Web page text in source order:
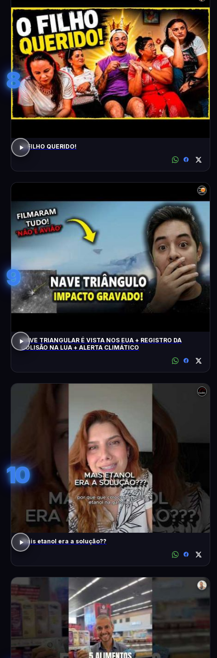
8
O FILHO QUERIDO!
9
NAVE TRIANGULAR É VISTA NOS EUA + REGISTRO DA
COLISÃO NA LUA + ALERTA CLIMÁTICO
10
Mais etanol era a solução??